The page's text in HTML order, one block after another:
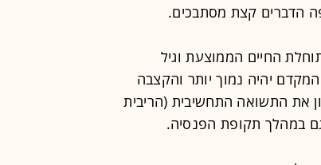
החיים הממוצעת וגיל
יהיה נמוך יותר והקצבה
את התשואה התחשיבית (הריבית
במהלך תקופת הפנסיה.